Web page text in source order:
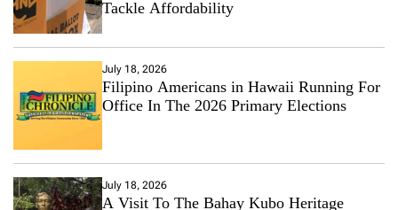
Tackle Affordability
July 18, 2026
Filipino Americans in Hawaii Running For
Office In The 2026 Primary Elections
July 18, 2026
A Visit To The Bahay Kubo Heritage